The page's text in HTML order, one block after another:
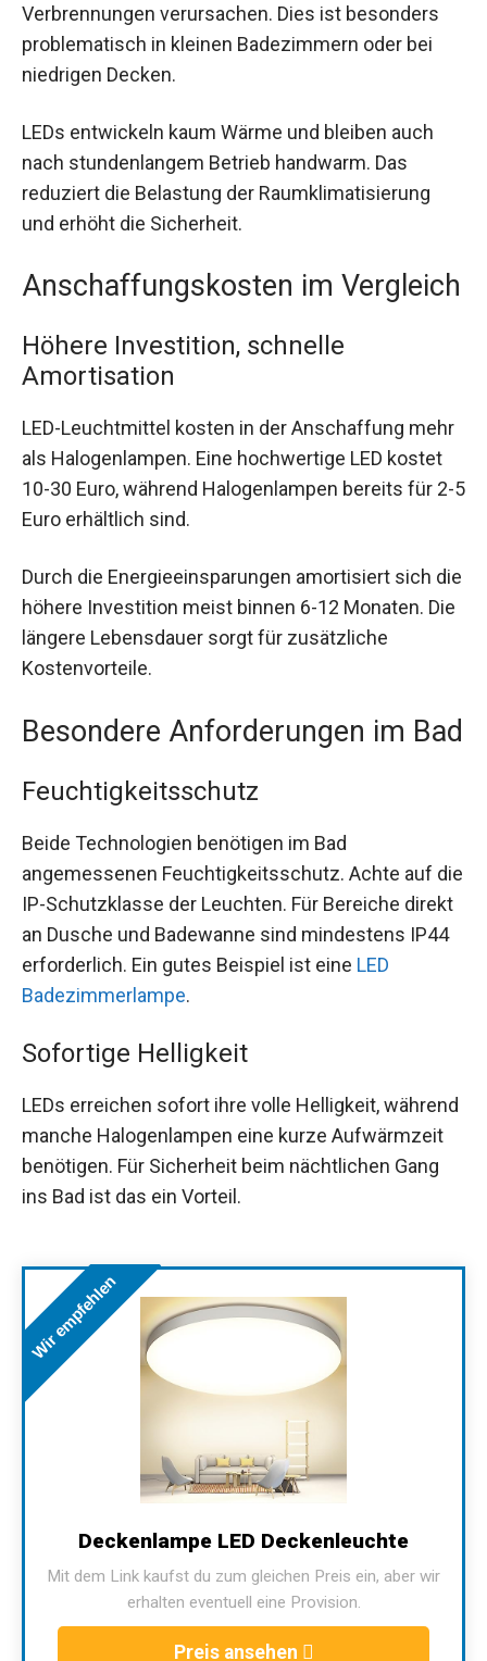
Verbrennungen verursachen. Dies ist besonders
problematisch in kleinen Badezimmern oder bei
niedrigen Decken.
LEDs entwickeln kaum Wärme und bleiben auch
nach stundenlangem Betrieb handwarm. Das
reduziert die Belastung der Raumklimatisierung
und erhöht die Sicherheit.
Anschaffungskosten im Vergleich
Höhere Investition, schnelle
Amortisation
LED-Leuchtmittel kosten in der Anschaffung mehr
als Halogenlampen. Eine hochwertige LED kostet
10-30 Euro, während Halogenlampen bereits für 2-5
Euro erhältlich sind.
Durch die Energieeinsparungen amortisiert sich die
höhere Investition meist binnen 6-12 Monaten. Die
längere Lebensdauer sorgt für zusätzliche
Kostenvorteile.
Besondere Anforderungen im Bad
Feuchtigkeitsschutz
Beide Technologien benötigen im Bad
angemessenen Feuchtigkeitsschutz. Achte auf die
IP-Schutzklasse der Leuchten. Für Bereiche direkt
an Dusche und Badewanne sind mindestens IP44
erforderlich. Ein gutes Beispiel ist eine LED
Badezimmerlampe.
Sofortige Helligkeit
LEDs erreichen sofort ihre volle Helligkeit, während
manche Halogenlampen eine kurze Aufwärmzeit
benötigen. Für Sicherheit beim nächtlichen Gang
ins Bad ist das ein Vorteil.
Wir empfehlen
Deckenlampe LED Deckenleuchte
Mit dem Link kaufst du zum gleichen Preis ein, aber wir
erhalten eventuell eine Provision.
Preis ansehen